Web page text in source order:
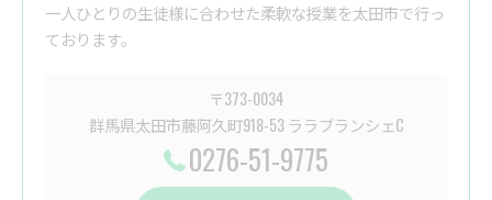
一人ひとりの生徒様に合わせた柔軟な授業を太田市で行っ
ております。
〒373-0034
群馬県太田市藤阿久町918-53 ララブランシェC
0276-51-9775